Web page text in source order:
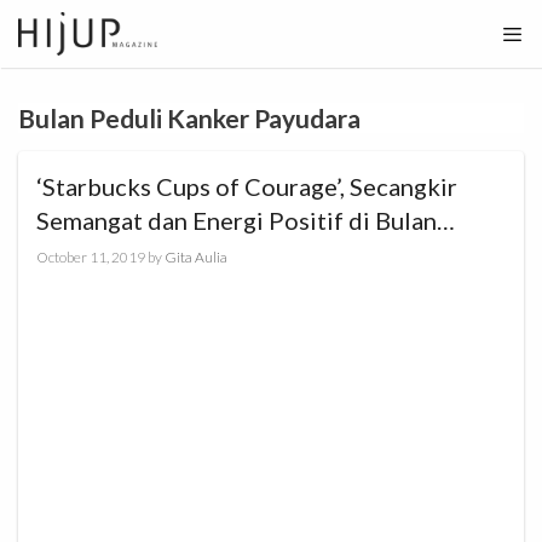
Skip
to
content
Bulan Peduli Kanker Payudara
‘Starbucks Cups of Courage’, Secangkir
Semangat dan Energi Positif di Bulan
Peduli Kanker Payudara
October 11, 2019 by Gita Aulia